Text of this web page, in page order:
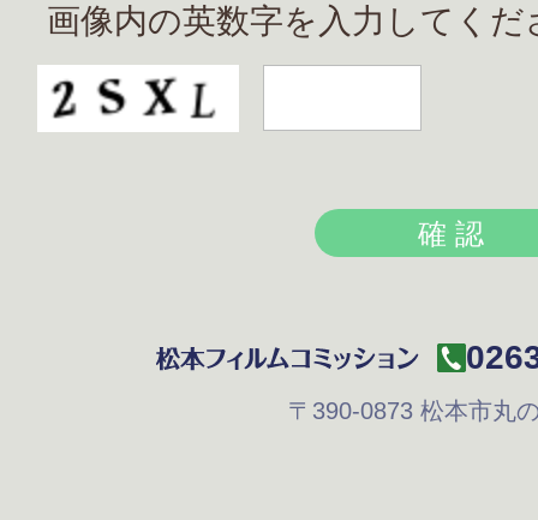
画像内の英数字を入力してくだ
〒390-0873 松本市丸